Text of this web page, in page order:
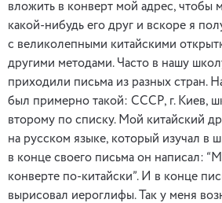
вложить в конверт мой адрес, чтобы
какой-нибудь его друг и вскоре я
с великолепными китайскими
другими методами. Часто в нашу
приходили письма из разных стран.
был примерно такой: СССР, г. Киев,
второму по списку. Мой китайский
на русском языке, который изучал в
в конце своего письма он написал:
конверте по-китайски”. И в конце
вырисовал иероглифы. Так у меня